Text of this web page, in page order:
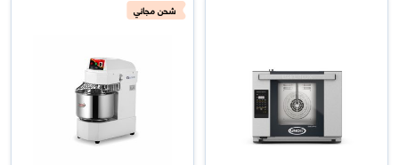
شحن مجاني